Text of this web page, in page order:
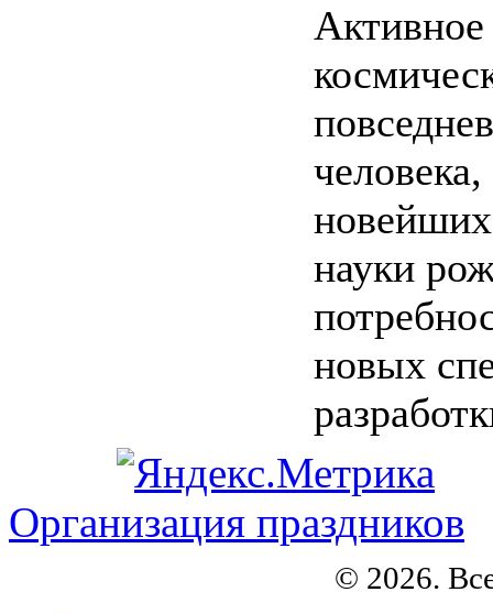
науки
новых
Организация праздников
© 2026.